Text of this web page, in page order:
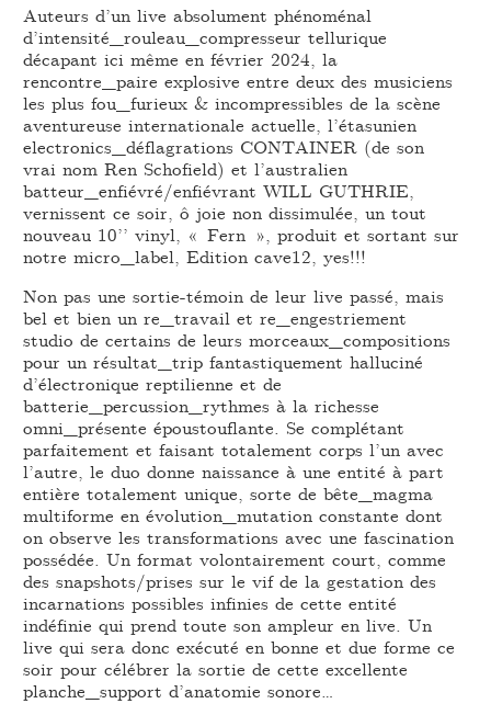
Auteurs d’un live absolument phénoménal
d’intensité_rouleau_compresseur tellurique
décapant ici même en février 2024, la
rencontre_paire explosive entre deux des musiciens
les plus fou_furieux & incompressibles de la scène
aventureuse internationale actuelle, l’étasunien
electronics_déflagrations CONTAINER (de son
vrai nom Ren Schofield) et l’australien
batteur_enfiévré/enfiévrant WILL GUTHRIE,
vernissent ce soir, ô joie non dissimulée, un tout
nouveau 10’’ vinyl, « Fern », produit et sortant sur
notre micro_label, Edition cave12, yes!!!
Non pas une sortie-témoin de leur live passé, mais
bel et bien un re_travail et re_engestriement
studio de certains de leurs morceaux_compositions
pour un résultat_trip fantastiquement halluciné
d’électronique reptilienne et de
batterie_percussion_rythmes à la richesse
omni_présente époustouflante. Se complétant
parfaitement et faisant totalement corps l’un avec
l’autre, le duo donne naissance à une entité à part
entière totalement unique, sorte de bête_magma
multiforme en évolution_mutation constante dont
on observe les transformations avec une fascination
possédée. Un format volontairement court, comme
des snapshots/prises sur le vif de la gestation des
incarnations possibles infinies de cette entité
indéfinie qui prend toute son ampleur en live. Un
live qui sera donc exécuté en bonne et due forme ce
soir pour célébrer la sortie de cette excellente
planche_support d’anatomie sonore…